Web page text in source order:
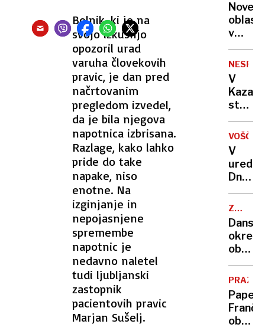
Bolnik, ki je na
svojo izkušnjo
opozoril urad
varuha človekovih
pravic, je dan pred
načrtovanim
pregledom izvedel,
da je bila njegova
napotnica izbrisana.
Razlage, kako lahko
pride do take
napake, niso
enotne. Na
izginjanje in
nepojasnjene
spremembe
napotnic je
nedavno naletel
tudi ljubljanski
zastopnik
pacientovih pravic
Marjan Sušelj.
dan
je
Nove
oblasti
v
k
Sirije
V
letalo
Astana
VOŠČILO
V
vam
želimo
miren
božič
ZDA-
DANSKA
zanima
nakup
otoka
Papež
ob